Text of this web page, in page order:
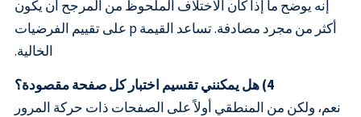
إنه يوضح ما إذا كان الاختلاف الملحوظ من المرجح أن يكون
أكثر من مجرد مصادفة. تساعد القيمة p على تقييم الفرضيات
الخالية.
4) هل يمكنني تقسيم اختبار كل صفحة مقصودة؟
نعم، ولكن من المنطقي أولاً على الصفحات ذات حركة المرور